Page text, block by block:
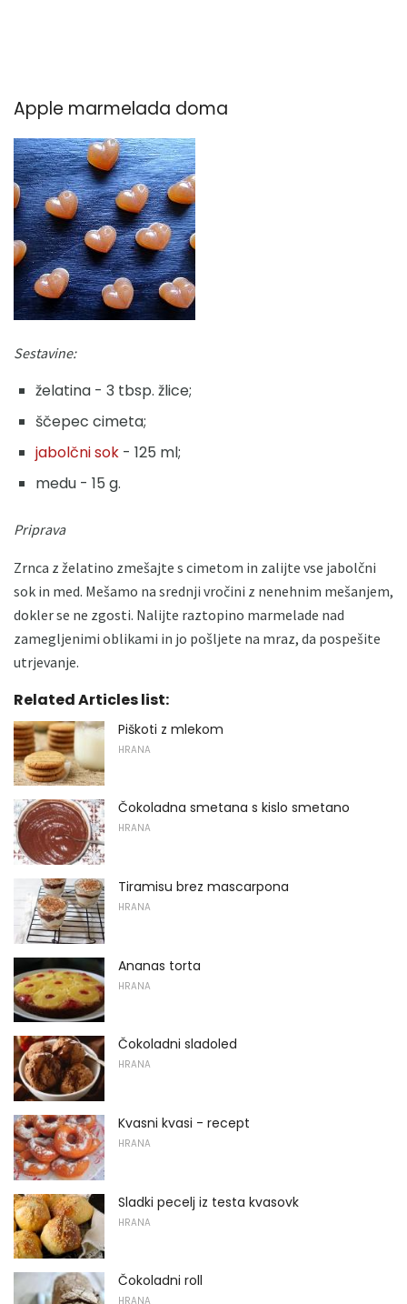
Apple marmelada doma
Sestavine:
želatina - 3 tbsp. žlice;
ščepec cimeta;
jabolčni sok - 125 ml;
medu - 15 g.
Priprava
Zrnca z želatino zmešajte s cimetom in zalijte vse jabolčni
sok in med. Mešamo na srednji vročini z nenehnim mešanjem,
dokler se ne zgosti. Nalijte raztopino marmelade nad
zamegljenimi oblikami in jo pošljete na mraz, da pospešite
utrjevanje.
Related Articles list:
Piškoti z mlekom
HRANA
Čokoladna smetana s kislo smetano
HRANA
Tiramisu brez mascarpona
HRANA
Ananas torta
HRANA
Čokoladni sladoled
HRANA
Kvasni kvasi - recept
HRANA
Sladki pecelj iz testa kvasovk
HRANA
Čokoladni roll
HRANA